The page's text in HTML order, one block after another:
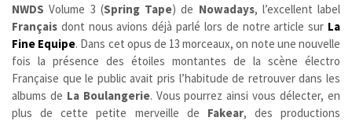
NWDS Volume 3 (Spring Tape) de Nowadays, l’excellent label
Français dont nous avions déjà parlé lors de notre article sur La
Fine Equipe. Dans cet opus de 13 morceaux, on note une nouvelle
fois la présence des étoiles montantes de la scène électro
Française que le public avait pris l’habitude de retrouver dans les
albums de La Boulangerie. Vous pourrez ainsi vous délecter, en
plus de cette petite merveille de Fakear, des productions